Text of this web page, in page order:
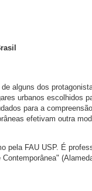
alguns dos
urbanos escolhidos
para a
efetivam outra
pela FAU USP. É